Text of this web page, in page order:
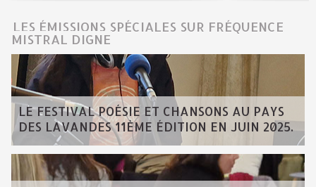
LES ÉMISSIONS SPÉCIALES SUR FRÉQUENCE
MISTRAL DIGNE
LE FESTIVAL POÉSIE ET CHANSONS AU PAYS
DES LAVANDES 11ÈME ÉDITION EN JUIN 2025.